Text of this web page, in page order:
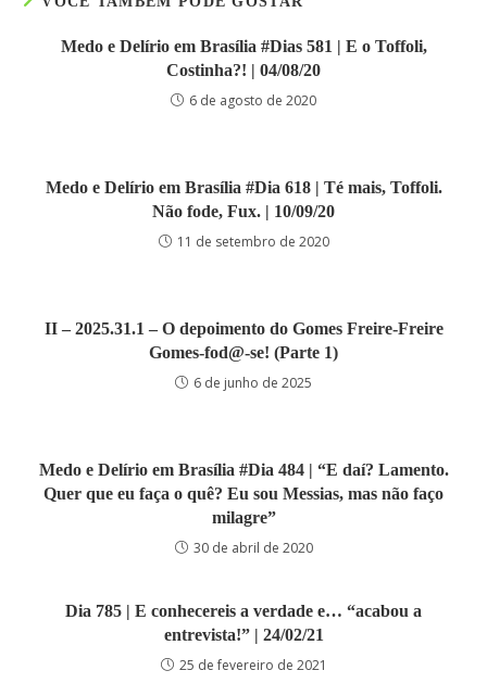
Medo e Delírio em Brasília #Dias 581 | E o Toffoli,
Costinha?! | 04/08/20
6 de agosto de 2020
Medo e Delírio em Brasília #Dia 618 | Té mais, Toffoli.
Não fode, Fux. | 10/09/20
11 de setembro de 2020
II – 2025.31.1 – O depoimento do Gomes Freire-Freire
Gomes-fod@-se! (Parte 1)
6 de junho de 2025
Medo e Delírio em Brasília #Dia 484 | “E daí? Lamento.
Quer que eu faça o quê? Eu sou Messias, mas não faço
milagre”
30 de abril de 2020
Dia 785 | E conhecereis a verdade e… “acabou a
entrevista!” | 24/02/21
25 de fevereiro de 2021